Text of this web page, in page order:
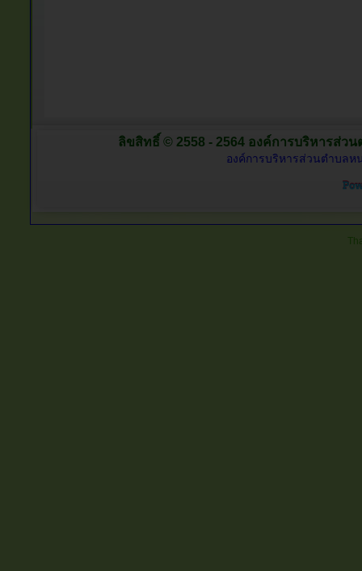
ลิขสิทธิ์ © 2558 - 2564 องค์การบริหารส่ว
องค์การบริหารส่วนตำบลห